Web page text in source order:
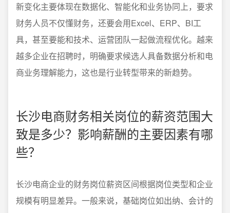
新变化主要体现在数据化、智能化和业务协同上，要求
财务人员不仅懂财务，还要会用Excel、ERP、BI工
具，甚至要能和技术、运营团队一起做流程优化。越来
越多企业在招聘时，明确要求候选人具备数据分析和电
商业务理解能力，这也是行业转型带来的新趋势。
长沙电商财务相关岗位的薪资范围大
致是多少？影响薪酬的主要因素有哪
些？
长沙电商企业的财务岗位薪资区间根据岗位类型和企业
规模有明显差异。一般来说，基础岗位如出纳、会计的